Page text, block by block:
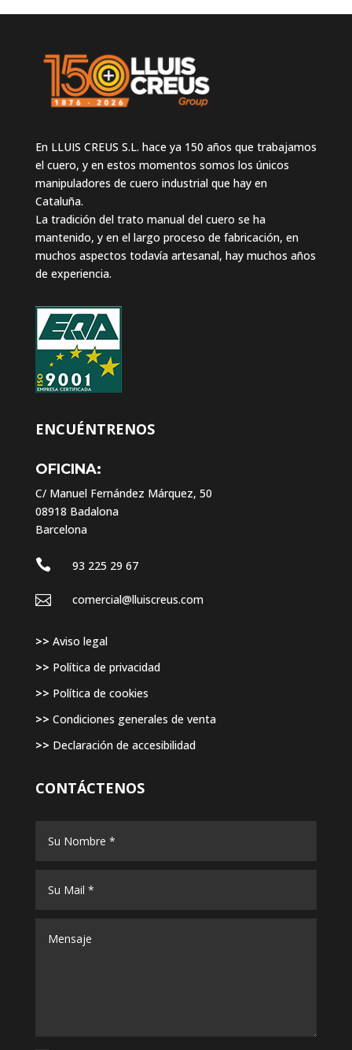
En LLUIS CREUS S.L. hace ya 150 años que trabajamos
el cuero, y en estos momentos somos los únicos
manipuladores de cuero industrial que hay en
Cataluña.
La tradición del trato manual del cuero se ha
mantenido, y en el largo proceso de fabricación, en
muchos aspectos todavía artesanal, hay muchos años
de experiencia.
ENCUÉNTRENOS
OFICINA:
C/ Manuel Fernández Márquez, 50
08918 Badalona
Barcelona
 93 225 29 67
 comercial@lluiscreus.com
>> Aviso legal
>> Política de privacidad
>> Política de cookies
>> Condiciones generales de venta
>> Declaración de accesibilidad
CONTÁCTENOS